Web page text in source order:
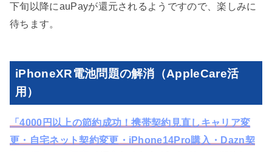
下旬以降にauPayが還元されるようですので、楽しみに
待ちます。
iPhoneXR電池問題の解消（AppleCare活
用）
「4000円以上の節約成功！携帯契約見直しキャリア変
更・自宅ネット契約変更・iPhone14Pro購入・Dazn契